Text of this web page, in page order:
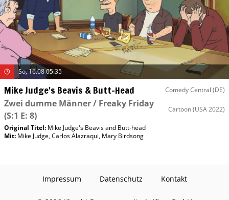
So, 16.08 05:35
Mike Judge's Beavis & Butt-Head Comedy Central (DE)
Zwei dumme Männer / Freaky Friday
(S:1 E: 8)
Cartoon(USA 2022)
Original Titel: Mike Judge's Beavis and Butt-head
Mit: Mike Judge,Carlos Alazraqui, Mary Birdsong
Impressum Datenschutz Kontakt